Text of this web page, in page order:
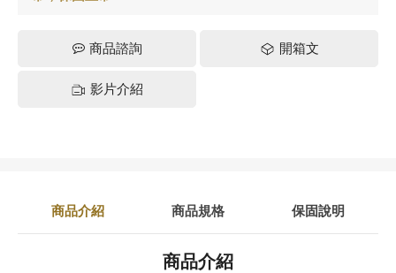
商品諮詢 開箱文
影片介紹
商品介紹 商品規格 保固說明
商品介紹